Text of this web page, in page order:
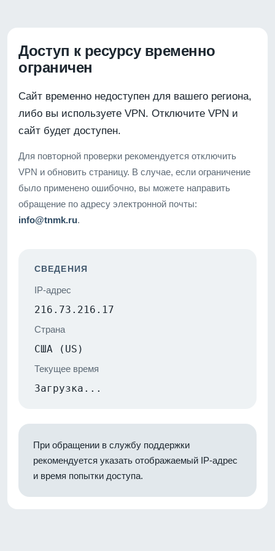
Доступ к ресурсу временно
ограничен
Сайт временно недоступен для вашего региона,
либо вы используете VPN. Отключите VPN и
сайт будет доступен.
Для повторной проверки рекомендуется отключить
VPN и обновить страницу. В случае, если ограничение
было применено ошибочно, вы можете направить
обращение по адресу электронной почты:
info@tnmk.ru.
СВЕДЕНИЯ
IP-адрес
216.73.216.17
Страна
США (US)
Текущее время
Загрузка...
При обращении в службу поддержки
рекомендуется указать отображаемый IP-адрес
и время попытки доступа.